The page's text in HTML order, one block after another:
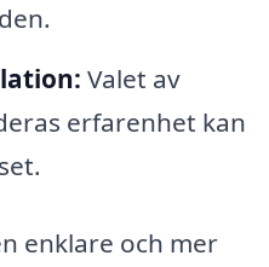
Valet av
erfarenhet kan
enklare och mer